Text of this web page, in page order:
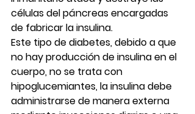
células del páncreas encargadas
de fabricar la insulina.
Este tipo de diabetes, debido a que
no hay producción de insulina en el
cuerpo, no se trata con
hipoglucemiantes, la insulina debe
administrarse de manera externa